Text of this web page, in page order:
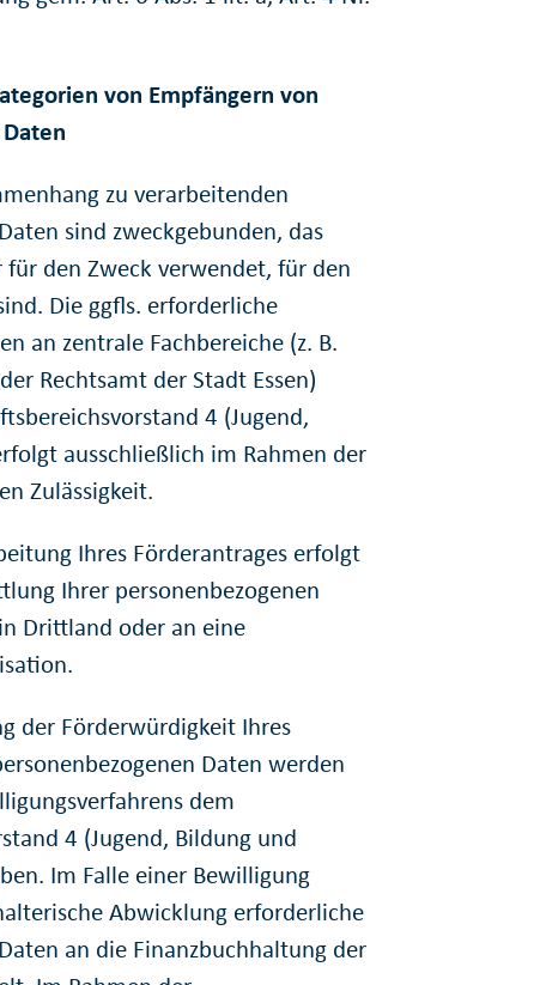
von Empfängern von
zu verarbeitenden
sind zweckgebunden, das
den Zweck verwendet, für den
Die ggfls. erforderliche
an zentrale Fachbereiche (z. B.
Rechtsamt der Stadt Essen)
4 (Jugend,
ausschließlich im Rahmen der
Zulässigkeit.
Ihres Förderantrages erfolgt
Ihrer personenbezogenen
Drittland oder an eine
der Förderwürdigkeit Ihres
Daten werden
dem
4 (Jugend, Bildung und
Im Falle einer Bewilligung
Abwicklung erforderliche
an die Finanzbuchhaltung der